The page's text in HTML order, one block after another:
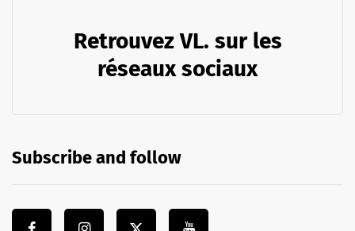
Retrouvez VL. sur les
réseaux sociaux
Subscribe and follow